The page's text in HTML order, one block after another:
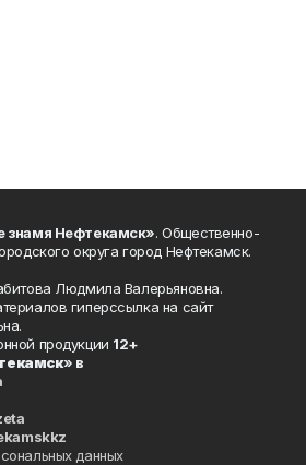
знамя Нефтекамск». Общественно-
округа город Нефтекамск.
Людмила Валерьяновна.
гиперссылка на сайт
продукции 12+
» в
данных